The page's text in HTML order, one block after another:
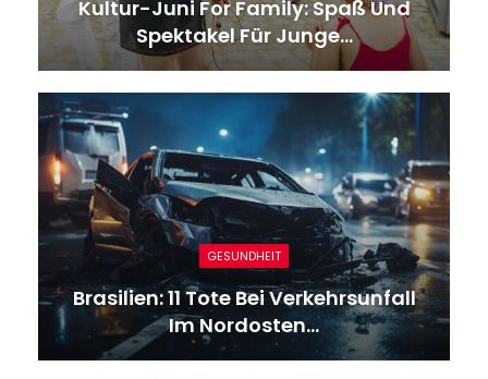
Kultur-Juni For Family: Spaß Und
Spektakel Für Junge…
GESUNDHEIT
Brasilien: 11 Tote Bei Verkehrsunfall
Im Nordosten…